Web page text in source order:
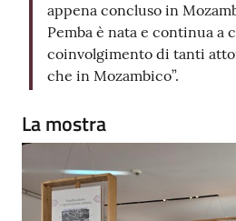
appena concluso in
Pemba è nata e continua a
coinvolgimento di tanti
che in Mozambico”.
La mostra